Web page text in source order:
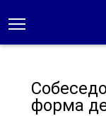
форма